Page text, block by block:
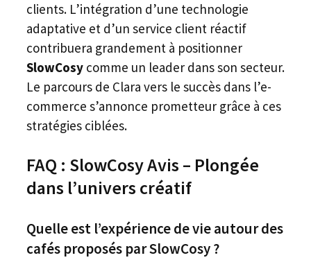
clients. L’intégration d’une technologie
adaptative et d’un service client réactif
contribuera grandement à positionner
SlowCosy comme un leader dans son secteur.
Le parcours de Clara vers le succès dans l’e-
commerce s’annonce prometteur grâce à ces
stratégies ciblées.
FAQ : SlowCosy Avis – Plongée
dans l’univers créatif
Quelle est l’expérience de vie autour des
cafés proposés par SlowCosy ?